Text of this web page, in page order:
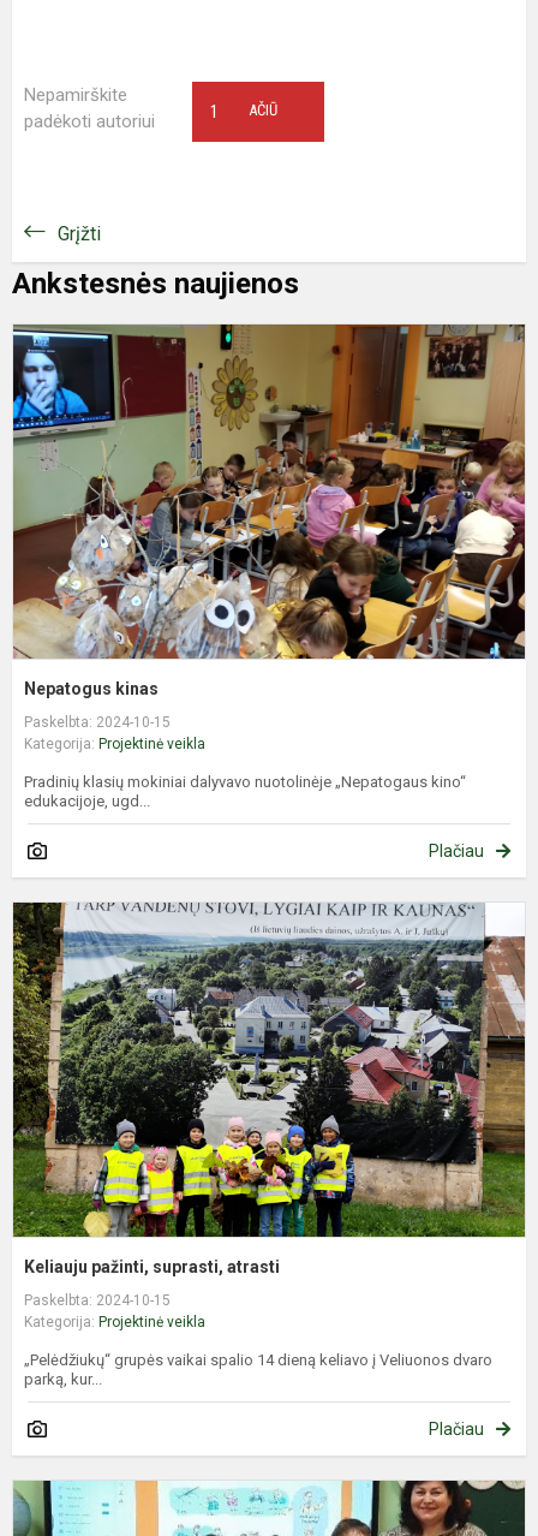
Nepamirškite
padėkoti autoriui
AČIŪ
1
Grįžti
Ankstesnės naujienos
Nepatogus kinas
Paskelbta: 2024-10-15
Kategorija: Projektinė veikla
Pradinių klasių mokiniai dalyvavo nuotolinėje „Nepatogaus kino“
edukacijoje, ugd...
Plačiau
Keliauju pažinti, suprasti, atrasti
Paskelbta: 2024-10-15
Kategorija: Projektinė veikla
„Pelėdžiukų“ grupės vaikai spalio 14 dieną keliavo į Veliuonos dvaro
parką, kur...
Plačiau